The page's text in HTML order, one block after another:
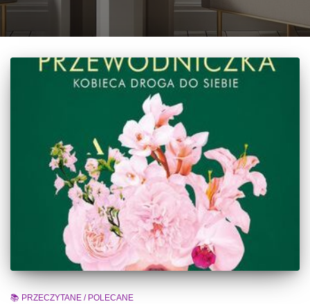
📚 PRZECZYTANE / POLECANE